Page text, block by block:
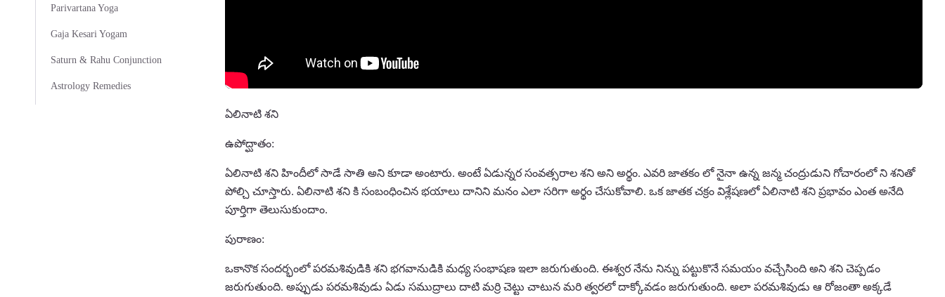
Parivartana Yoga
Gaja Kesari Yogam
Saturn & Rahu Conjunction
Astrology Remedies
ఏలినాటి శని
ఉపోద్ఘాతం:
ఏలినాటి శని హిందీలో సాడే సాతి అని కూడా అంటారు. అంటే ఏడున్నర సంవత్సరాల శని అని అర్థం. ఎవరి జాతకం లో నైనా ఉన్న జన్మ చంద్రుడుని గోచారంలో ని శనితో
పోల్చి చూస్తారు. ఏలినాటి శని కి సంబంధించిన భయాలు దానిని మనం ఎలా సరిగా అర్థం చేసుకోవాలి. ఒక జాతక చక్రం విశ్లేషణలో ఏలినాటి శని ప్రభావం ఎంత అనేది
పూర్తిగా తెలుసుకుందాం.
పురాణం:
ఒకానొక సందర్భంలో పరమశివుడికి శని భగవానుడికి మధ్య సంభాషణ ఇలా జరుగుతుంది. ఈశ్వర నేను నిన్ను పట్టుకొనే సమయం వచ్చేసింది అని శని చెప్పడం
జరుగుతుంది. అప్పుడు పరమశివుడు ఏడు సముద్రాలు దాటి మర్రి చెట్టు చాటున మరి త్వరలో దాక్కోవడం జరుగుతుంది. అలా పరమశివుడు ఆ రోజంతా అక్కడే